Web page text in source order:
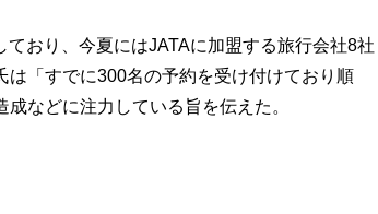
おり、今夏にはJATAに加盟する旅行会社8社
「すでに300名の予約を受け付けており順
などに注力している旨を伝えた。